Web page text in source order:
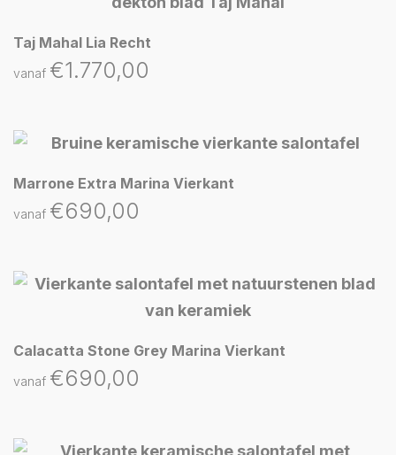
Taj Mahal Lia Recht
vanaf €1.770,00
Marrone Extra Marina Vierkant
vanaf €690,00
Calacatta Stone Grey Marina Vierkant
vanaf €690,00